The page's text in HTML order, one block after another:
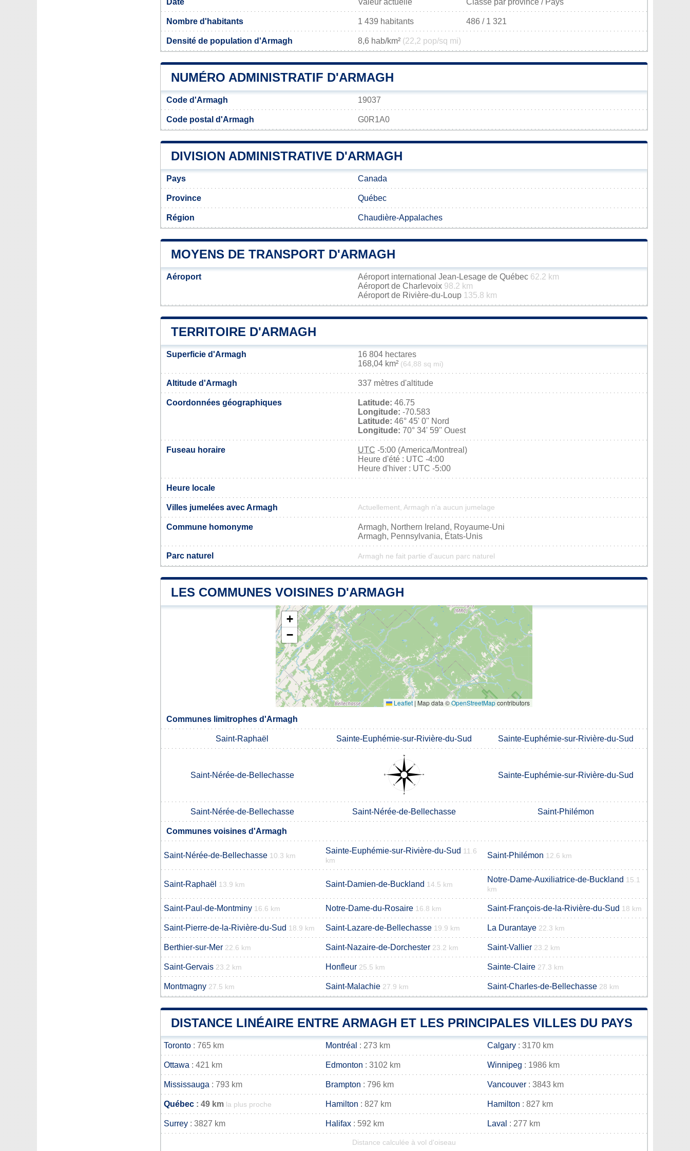
Date Valeur actuelle Classé par province / Pays
Nombre d'habitants 1 439 habitants 486 / 1 321
Densité de population d'Armagh 8,6 hab/km² (22,2 pop/sq mi)
NUMÉRO ADMINISTRATIF D'ARMAGH
Code d'Armagh 19037
Code postal d'Armagh G0R1A0
DIVISION ADMINISTRATIVE D'ARMAGH
Pays Canada
Province Québec
Région Chaudière-Appalaches
MOYENS DE TRANSPORT D'ARMAGH
Aéroport Aéroport international Jean-Lesage de Québec 62.2 km
Aéroport de Charlevoix 98.2 km
Aéroport de Rivière-du-Loup 135.8 km
TERRITOIRE D'ARMAGH
Superficie d'Armagh
16 804 hectares
168,04 km² (64,88 sq mi)
Altitude d'Armagh 337 mètres d'altitude
Coordonnées géographiques Latitude: 46.75
Longitude: -70.583
Latitude: 46° 45' 0'' Nord
Longitude: 70° 34' 59'' Ouest
Fuseau horaire UTC -5:00 (America/Montreal)
Heure d'été : UTC -4:00
Heure d'hiver : UTC -5:00
Heure locale
Villes jumelées avec Armagh Actuellement, Armagh n'a aucun jumelage
Commune homonyme
Armagh, Northern Ireland, Royaume-Uni
Armagh, Pennsylvania, États-Unis
Parc naturel Armagh ne fait partie d'aucun parc naturel
LES COMMUNES VOISINES D'ARMAGH
+
−
Leaflet | Map data ©OpenStreetMapcontributors
Communes limitrophes d'Armagh
Saint-Raphaël Sainte-Euphémie-sur-Rivière-du-Sud Sainte-Euphémie-sur-Rivière-du-Sud
Saint-Nérée-de-Bellechasse Sainte-Euphémie-sur-Rivière-du-Sud
Saint-Nérée-de-Bellechasse Saint-Nérée-de-Bellechasse Saint-Philémon
Communes voisines d'Armagh
Saint-Nérée-de-Bellechasse 10.3 km
Sainte-Euphémie-sur-Rivière-du-Sud 11.6
km
Saint-Philémon 12.6 km
Saint-Raphaël 13.9 km Saint-Damien-de-Buckland 14.5 km
Notre-Dame-Auxiliatrice-de-Buckland 15.1
km
Saint-Paul-de-Montminy 16.6 km Notre-Dame-du-Rosaire 16.8 km Saint-François-de-la-Rivière-du-Sud 18 km
Saint-Pierre-de-la-Rivière-du-Sud 18.9 km Saint-Lazare-de-Bellechasse 19.9 km La Durantaye 22.3 km
Berthier-sur-Mer 22.6 km Saint-Nazaire-de-Dorchester 23.2 km Saint-Vallier 23.2 km
Saint-Gervais 23.2 km Honfleur 25.5 km Sainte-Claire 27.3 km
Montmagny 27.5 km Saint-Malachie 27.9 km Saint-Charles-de-Bellechasse 28 km
DISTANCE LINÉAIRE ENTRE ARMAGH ET LES PRINCIPALES VILLES DU PAYS
Toronto : 765 km Montréal : 273 km Calgary : 3170 km
Ottawa : 421 km Edmonton : 3102 km Winnipeg : 1986 km
Mississauga : 793 km Brampton : 796 km Vancouver : 3843 km
Québec : 49 km la plus proche Hamilton : 827 km Hamilton : 827 km
Surrey : 3827 km Halifax : 592 km Laval : 277 km
Distance calculée à vol d'oiseau